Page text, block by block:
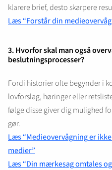
klarere brief, desto skarpere
Læs “Forstår din
3. Hvorfor skal man også
beslutningsprocesser?
Fordi historier ofte begynder i
lovforslag, høringer eller
følge disse giver dig mulighed
gør.
Læs “Medieovervågning er
medier”
Læs “Din mærkesag omtales